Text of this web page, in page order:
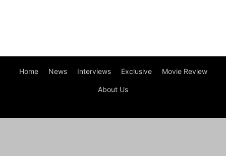
Home News Interviews Exclusive Movie Review
About Us